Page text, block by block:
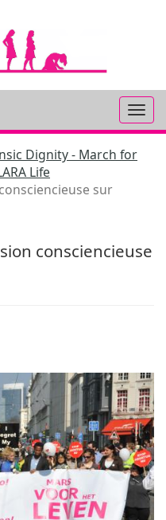
Dignity - March for
Life
sur
consciencieuse